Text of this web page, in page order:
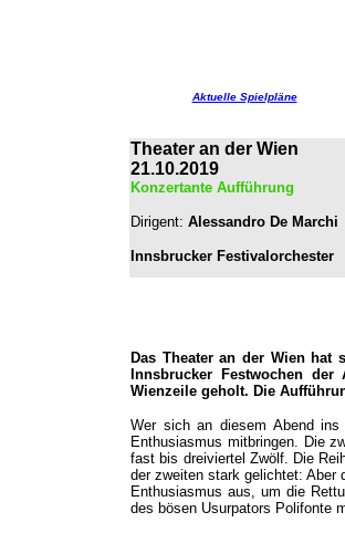
Aktuelle Spielpläne
Theater an der Wien
21.10.2019
Konzertante Aufführung
Dirigent: Alessandro De Marchi
Innsbrucker Festivalorchester
Das Theater an der Wien hat
Innsbrucker Festwochen
Wienzeile geholt. Die
Wer sich an diesem Abend
Enthusiasmus mitbringen. Die
fast bis dreiviertel Zwölf. Die
der zweiten stark gelichtet: Aber
Enthusiasmus aus, um die
des bösen Usurpators Polifonte